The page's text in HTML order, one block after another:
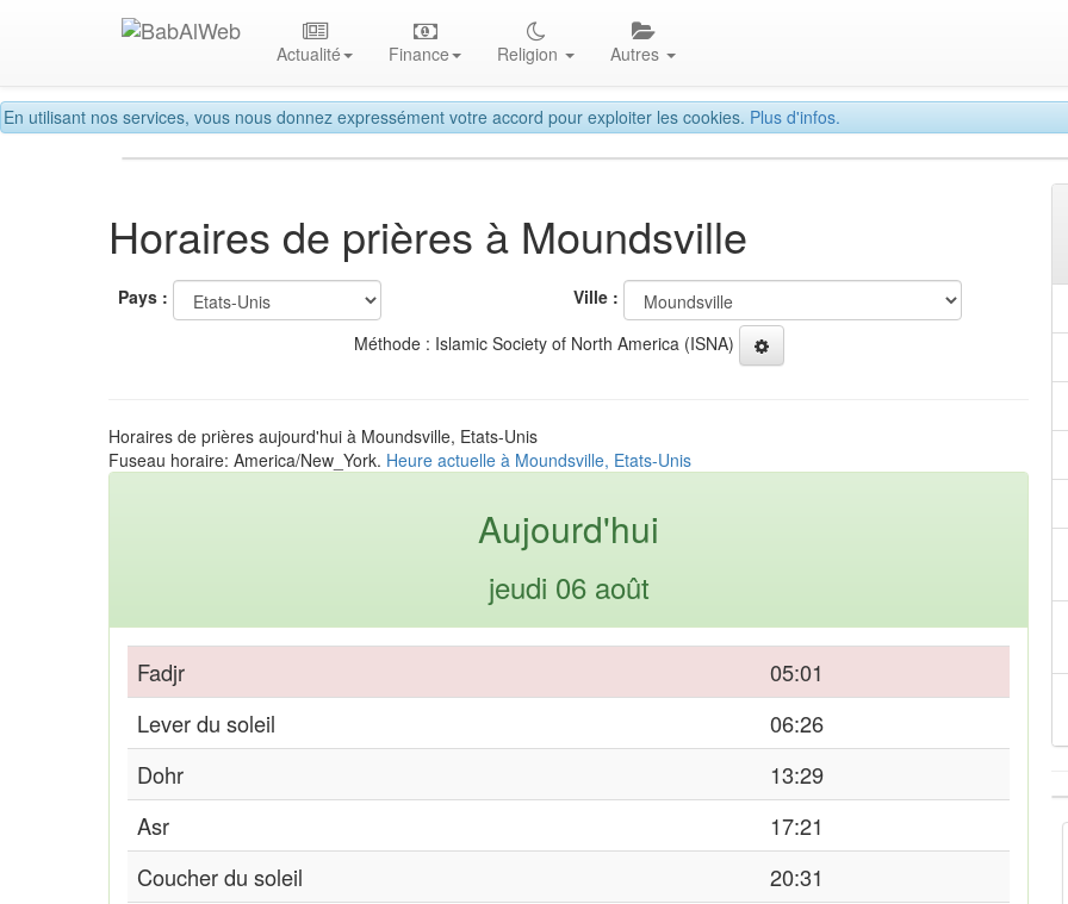
En utilisant nos services, vous nous donnez expressément votre accord pour exploiter les cookies. Plus d'infos.
Actualité Finance Religion Autres
Horaires de prières à Moundsville
Pays :
Ville :
Méthode : Islamic Society of North America (ISNA)
Horaires de prières aujourd'hui à Moundsville, Etats-Unis
Fuseau horaire: America/New_York. Heure actuelle à Moundsville, Etats-Unis
Aujourd'hui
jeudi 06 août
Fadjr
05:01
Lever du soleil
06:26
Dohr
13:29
Asr
17:21
Coucher du soleil
20:31